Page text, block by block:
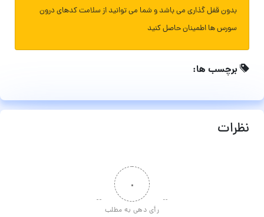
بدون قفل گذاری می باشد و شما می توانید از سلامت کدهای درون
سورس ها اطمینان حاصل کنید
برچسب ها:
نظرات
۰
رأی دهی به مطلب